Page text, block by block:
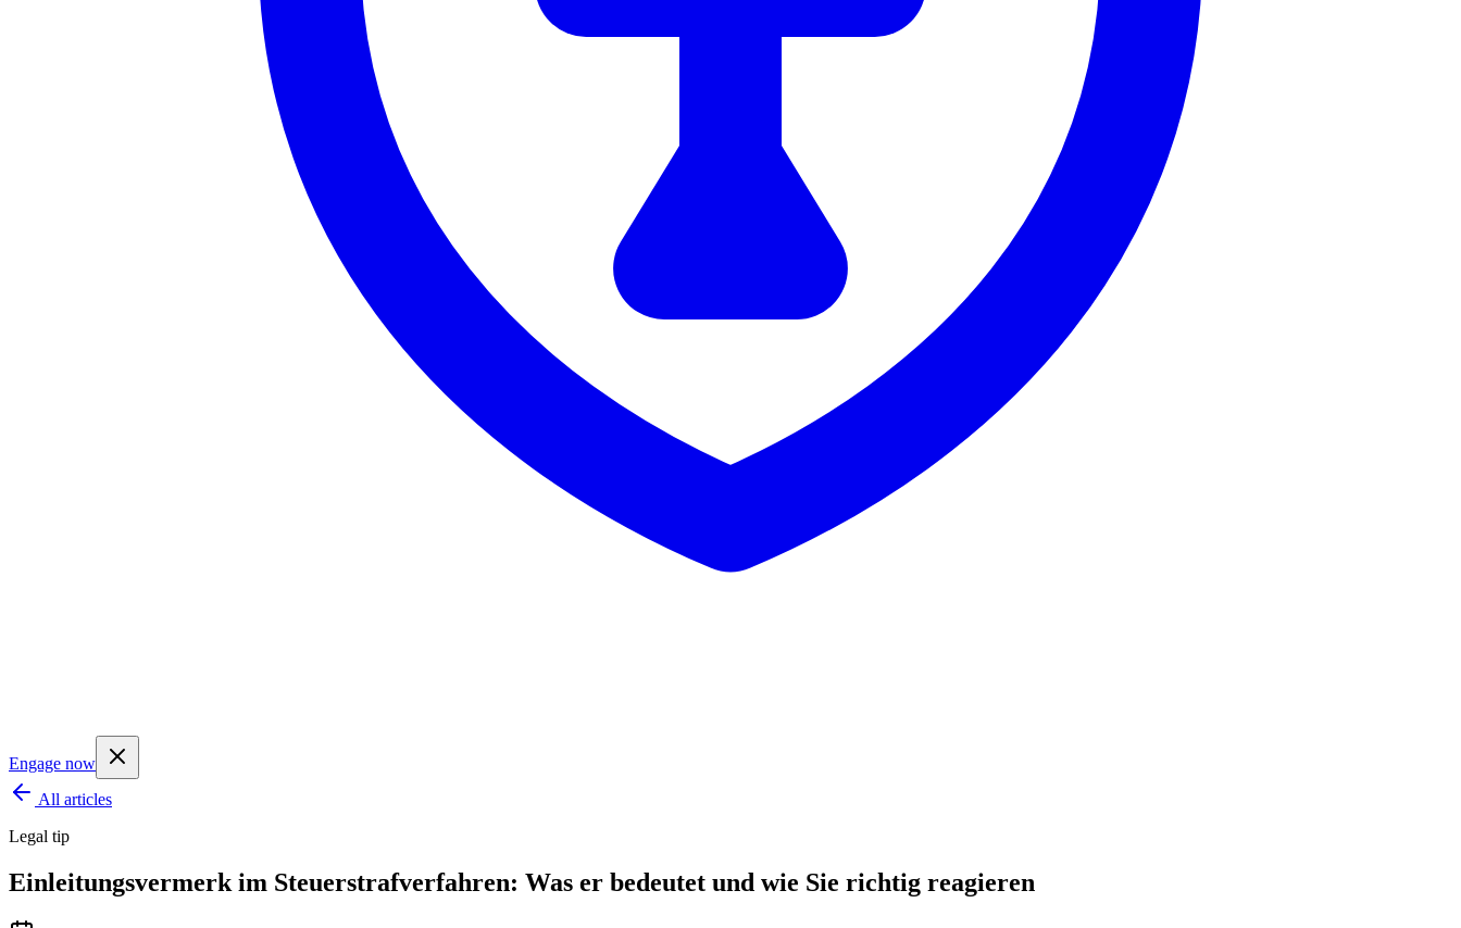
Engage now
All articles
Legal tip
Einleitungsvermerk im Steuerstrafverfahren: Was er bedeutet und wie Sie richtig reagieren